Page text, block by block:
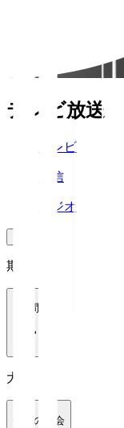
テレビ放送
テレビ
配信
ラジオ
期間
1週間
大会
全ての大会